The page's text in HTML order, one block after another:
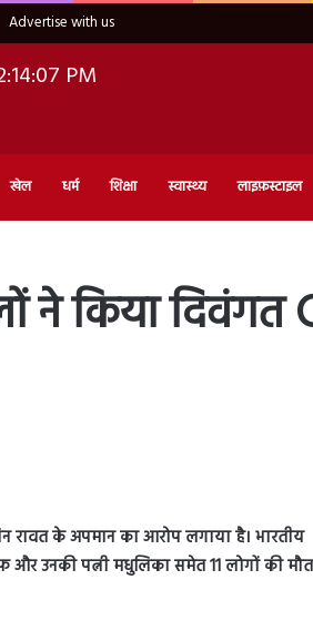
Advertise with us
PM
खेल धर्म शिक्षा स्वास्थ्य लाइफ़स्टाइल
किया दिवंगत
रावत के अपमान का आरोप लगाया है। भारतीय
उनकी पत्नी मधुलिका समेत 11 लोगों की मौत